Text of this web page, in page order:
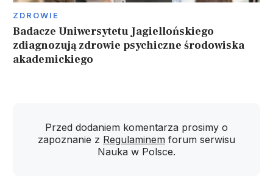
ZDROWIE
Badacze Uniwersytetu Jagiellońskiego
zdiagnozują zdrowie psychiczne środowiska
akademickiego
Przed dodaniem komentarza prosimy o
zapoznanie z Regulaminem forum serwisu
Nauka w Polsce.